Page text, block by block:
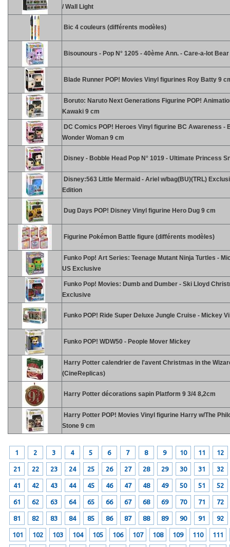
/ Wall Light
Bic 4 couleurs (différents modèles)
Bisounours - Pop N° 1205 - 40ème Ann. - Care-a-lot Bear
Blade Runner POP! Movies Vinyl figurines Roy Batty 9
Boruto: Naruto Next Generations Figurine POP!
Kawaki 9 cm
DC Comics POP! Heroes Vinyl figurine BC Awareness -
Wonder Woman 9 cm
Disney - Bobble Head Pop N° 1019 - Ultimate Princess
Disney:563 Little Mermaid - Ariel w/bag(BU)(TRL)
Edition
Dug Days POP! Disney Vinyl figurine Hero Dug 9 cm
Figurine Pokémon Battle figure (différents modèles)
Funko Pop! Art Series: Teenage Mutant Ninja Turtles -
US Exclusive
Funko Pop! Movies: Dumb and Dumber - Ski Lloyd
Exclusive
Funko POP! Ride Super Deluxe Jungle Cruise - Mickey
Funko POP! WDW50 - People Mover Mickey
Harry Potter calendrier de l'avent Christmas in the
(CineReplicas)
Harry Potter décorations sapin Platform 9 3/4 8,2cm
Harry Potter POP! Movies Vinyl figurine Harry w/The
Stone 9 cm
1 2 3 4 5 6 7 8 9 10 11 12
21 22 23 24 25 26 27 28 29 30 31 32
41 42 43 44 45 46 47 48 49 50 51 52
61 62 63 64 65 66 67 68 69 70 71 72
81 82 83 84 85 86 87 88 89 90 91 92
101 102 103 104 105 106 107 108 109 110 111